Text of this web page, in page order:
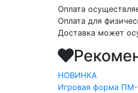
Оплата
Оплата для
Доставка может
НОВИНКА
Игровая форма ПМ-